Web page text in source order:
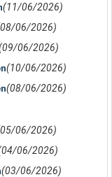
(11/06/2026)
06/2026)
06/2026)
(10/06/2026)
(08/06/2026)
06/2026)
06/2026)
(03/06/2026)